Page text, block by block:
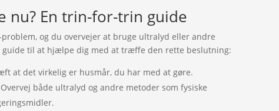
nu? En trin-for-trin guide
og du overvejer at bruge ultralyd eller andre
til at hjælpe dig med at træffe den rette beslutning:
at det virkelig er husmår, du har med at gøre.
Overvej både ultralyd og andre metoder som fysiske